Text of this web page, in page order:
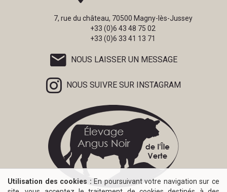
Utilisation des cookies : En poursuivant votre navigation sur ce
7, rue du château, 70500 Magny-lès-Jussey
+33 (0)6 43 48 75 02
+33 (0)6 33 41 13 71
NOUS LAISSER UN MESSAGE
NOUS SUIVRE SUR INSTAGRAM